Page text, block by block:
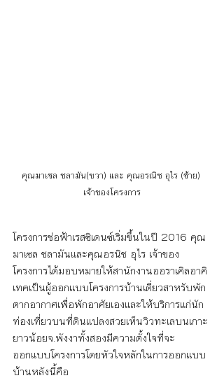
คุณมาเซล ชลามัน(ขวา) และ คุณอรณิช อุไร (ซ้าย)
เจ้าของโครงการ
โครงการช่อฟ้าเรสซิเดนซ์เริ่มขึ้นในปี 2016 คุณ
มาเซล ชลามันและคุณอรนิช อุไร เจ้าของ
โครงการได้มอบหมายให้สานักงานออราเคิลอาคิ
เทคเป็นผู้ออกแบบโครงการบ้านเดี่ยวสาหรับพัก
ตากอากาศเพื่อพักอาศัยเองและให้บริการแก่นัก
ท่องเที่ยวบนที่ดินแปลงสวยเห็นวิวทะเลบนเกาะ
ยาวน้อยจ.พังงาทั้งสองมีความตั้งใจที่จะ
ออกแบบโครงการโดยหัวใจหลักในการออกแบบ
บ้านหลังนี้คือ